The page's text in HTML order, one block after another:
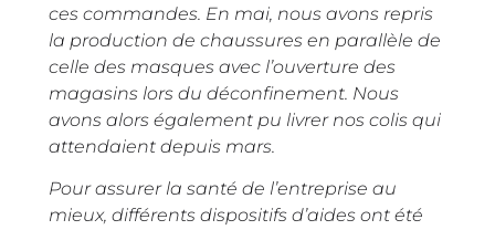
ces commandes. En mai, nous avons repris
la production de chaussures en parallèle de
celle des masques avec l’ouverture des
magasins lors du déconfinement. Nous
avons alors également pu livrer nos colis qui
attendaient depuis mars.
Pour assurer la santé de l’entreprise au
mieux, différents dispositifs d’aides ont été